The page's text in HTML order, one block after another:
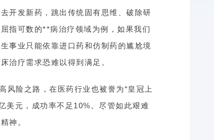
开发新药，跳出传统固有思维、破除研
指可数的**病治疗领域为例，如果我们
事业只能依靠进口药和仿制药的尴尬境
治疗需求恐难以得到满足。
风险之路，在医药行业也被誉为“皇冠上
美元，成功率不足10%。尽管如此艰难
神。